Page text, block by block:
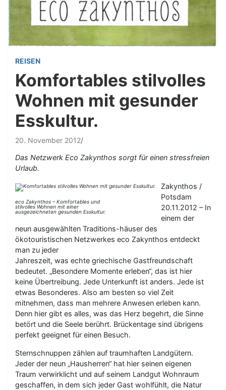
REISEN
Komfortables stilvolles
Wohnen mit gesunder
Esskultur.
20. November 2012
Das Netzwerk Eco Zakynthos sorgt für einen stressfreien
Urlaub.
eco Zakynthos – Komfortables und
stilvolles Wohnen mit einer
ausgezeichneten gesunden Esskultur.
Zakynthos /
Potsdam
20.11.2012 – In
einem der
neun ausgewählten Traditions-häuser des
ökotouristischen Netzwerkes eco Zakynthos entdeckt
man zu jeder
Jahreszeit, was echte griechische Gastfreundschaft
bedeutet. „Besondere Momente erleben“, das ist hier
keine Übertreibung. Jede Unterkunft ist anders. Jede ist
etwas Besonderes. Also am besten so viel Zeit
mitnehmen, dass man mehrere Anwesen erleben kann.
Denn hier gibt es alles, was das Herz begehrt, die Sinne
betört und die Seele berührt. Brückentage sind übrigens
perfekt geeignet für einen Besuch.
Sternschnuppen zählen auf traumhaften Landgütern.
Jeder der neun „Hausherren“ hat hier seinen eigenen
Traum verwirklicht und auf seinem Landgut Wohnraum
geschaffen, in dem sich jeder Gast wohlfühlt, die Natur